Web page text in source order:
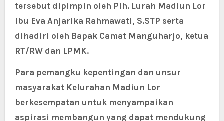
tersebut dipimpin oleh Plh. Lurah Madiun Lor
Ibu Eva Anjarika Rahmawati, S.STP serta
dihadiri oleh Bapak Camat Manguharjo, ketua
RT/RW dan LPMK.
Para pemangku kepentingan dan unsur
masyarakat Kelurahan Madiun Lor
berkesempatan untuk menyampaikan
aspirasi membangun yang dapat mendukung